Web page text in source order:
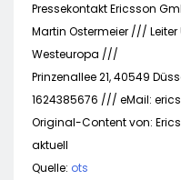
Pressekontakt Ericsson
Martin Ostermeier ///
Westeuropa ///
Prinzenallee 21, 40549
1624385676 /// eMail:
Original-Content von:
aktuell
Quelle: ots